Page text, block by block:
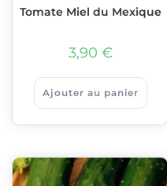
Tomate Miel du Mexique
3,90 €
Ajouter au panier